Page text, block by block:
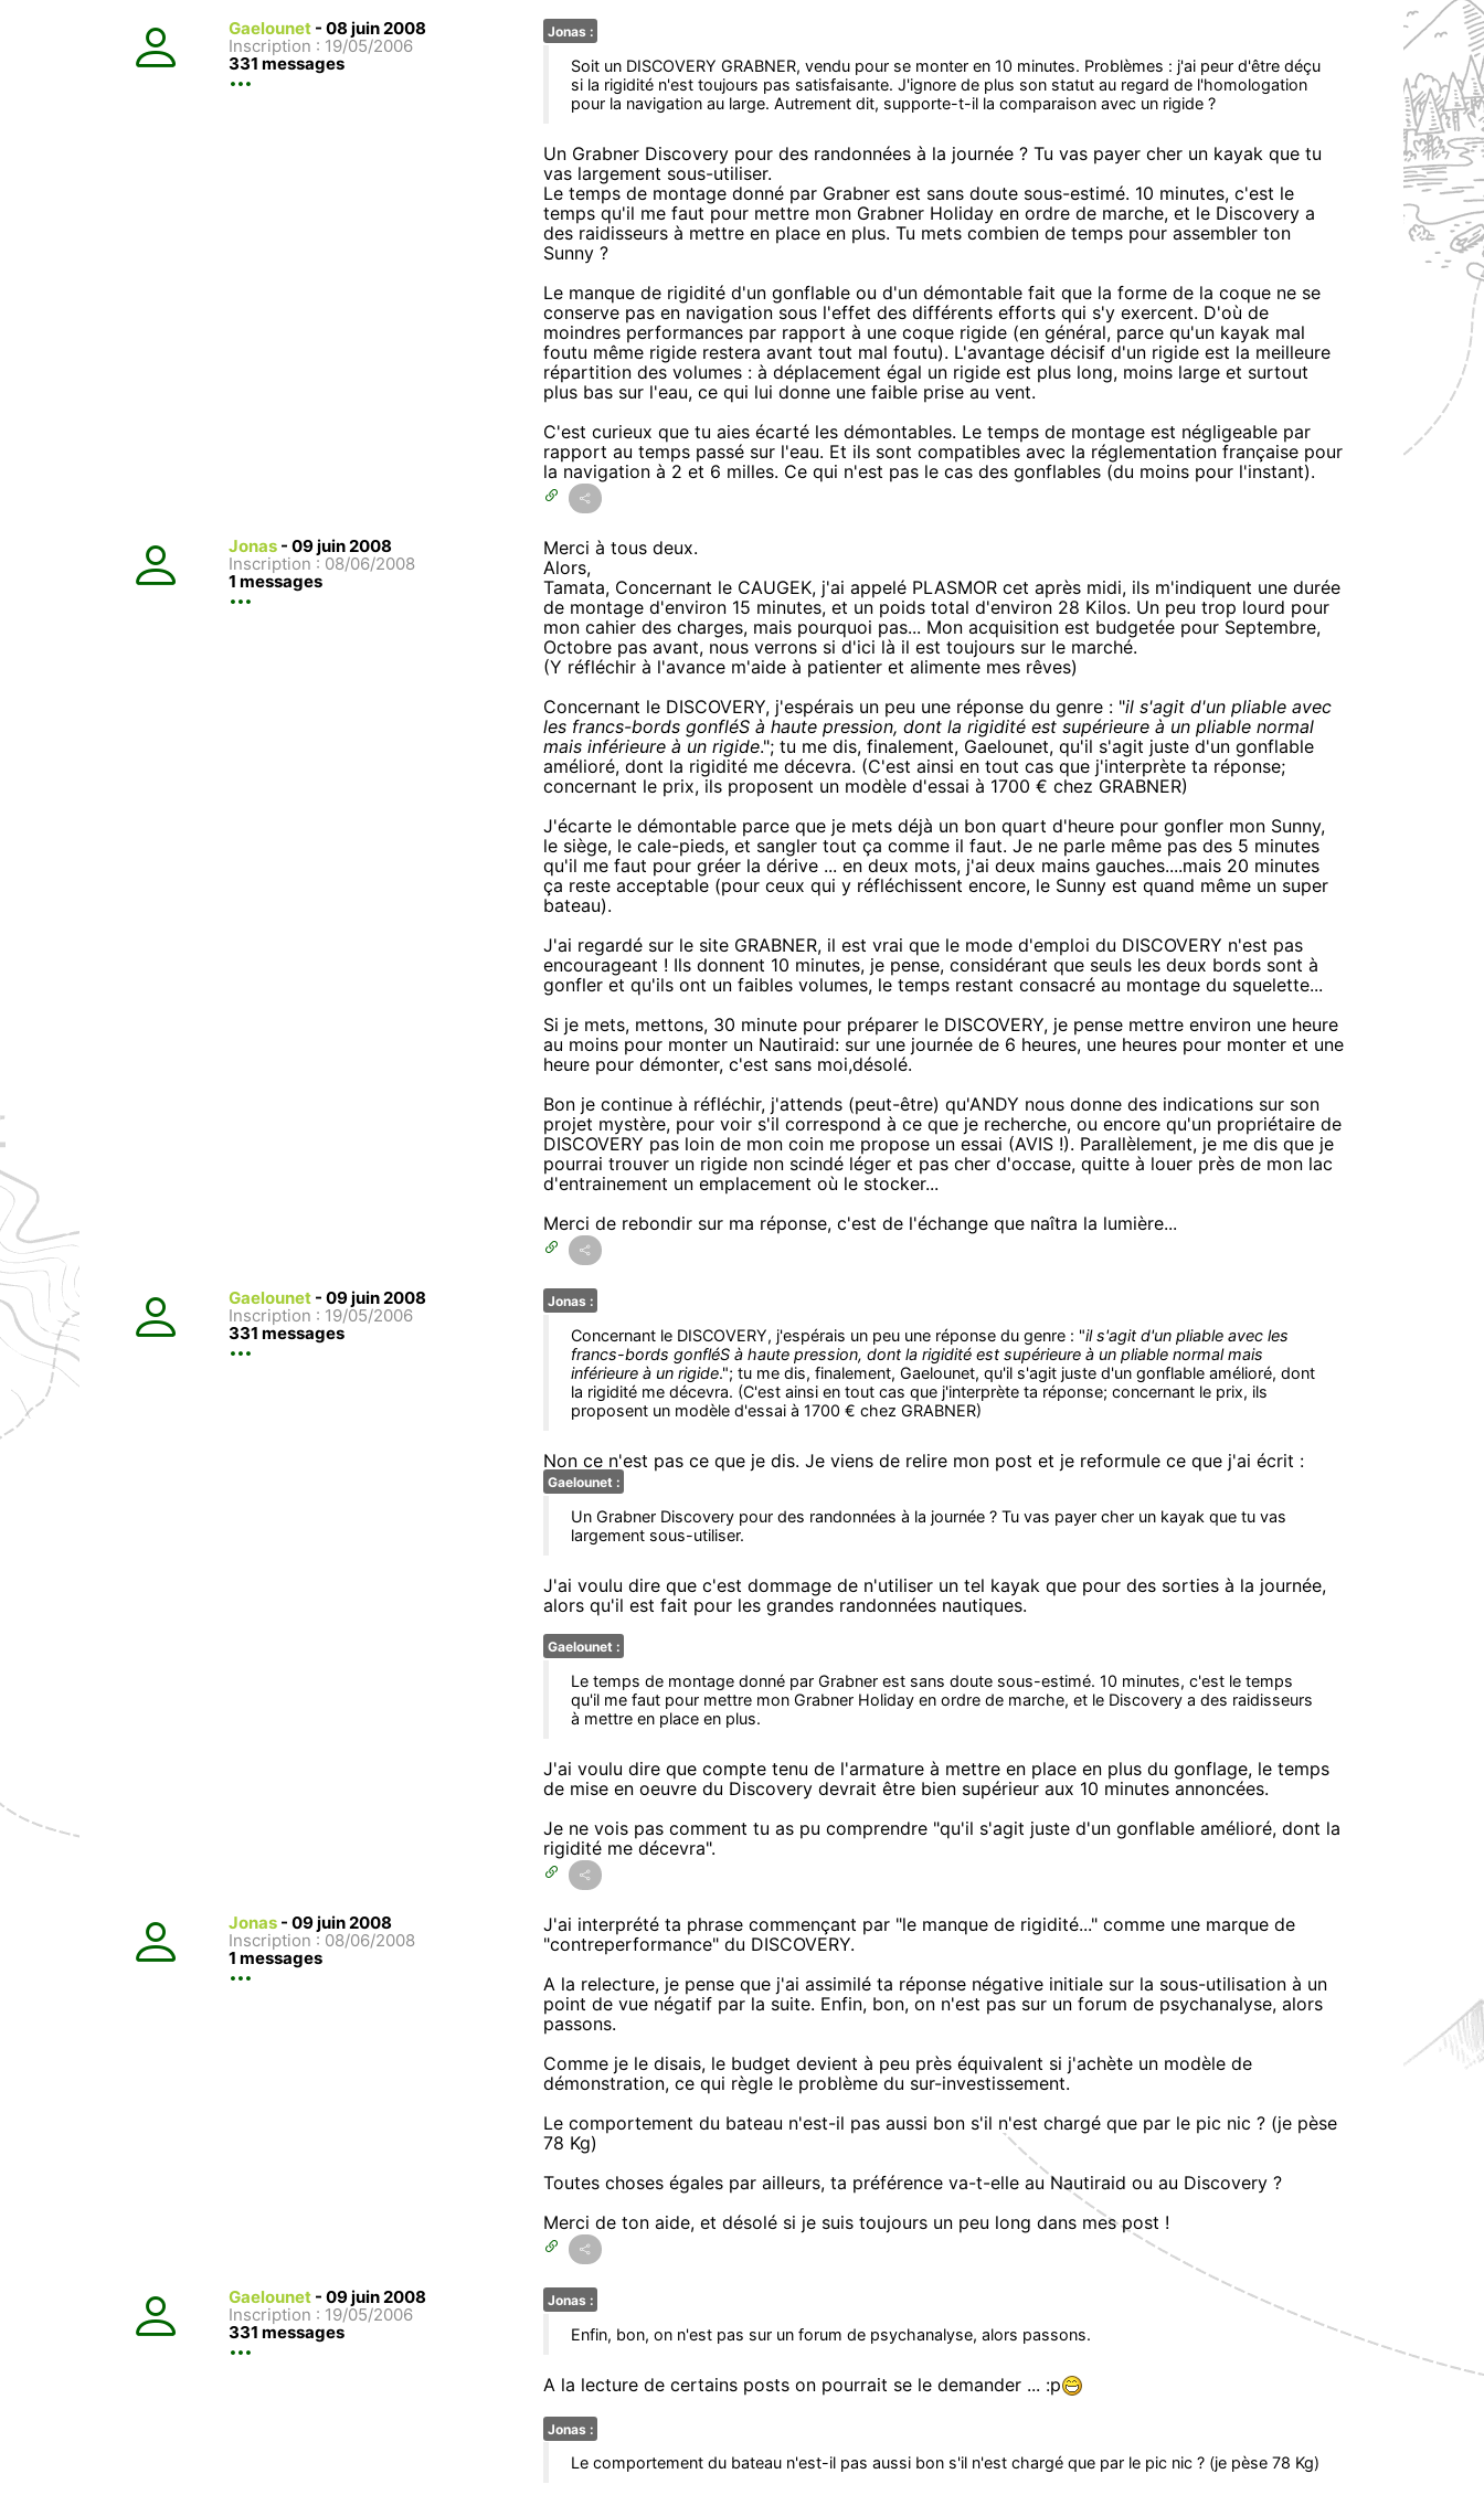
Gaelounet - 08 juin 2008
Inscription : 19/05/2006
331 messages
Jonas :
Soit un DISCOVERY GRABNER, vendu pour se monter en 10 minutes. Problèmes : j'ai peur d'être déçu
si la rigidité n'est toujours pas satisfaisante. J'ignore de plus son statut au regard de l'homologation
pour la navigation au large. Autrement dit, supporte-t-il la comparaison avec un rigide ?
Un Grabner Discovery pour des randonnées à la journée ? Tu vas payer cher un kayak que tu
vas largement sous-utiliser.
Le temps de montage donné par Grabner est sans doute sous-estimé. 10 minutes, c'est le
temps qu'il me faut pour mettre mon Grabner Holiday en ordre de marche, et le Discovery a
des raidisseurs à mettre en place en plus. Tu mets combien de temps pour assembler ton
Sunny ?
Le manque de rigidité d'un gonflable ou d'un démontable fait que la forme de la coque ne se
conserve pas en navigation sous l'effet des différents efforts qui s'y exercent. D'où de
moindres performances par rapport à une coque rigide (en général, parce qu'un kayak mal
foutu même rigide restera avant tout mal foutu). L'avantage décisif d'un rigide est la meilleure
répartition des volumes : à déplacement égal un rigide est plus long, moins large et surtout
plus bas sur l'eau, ce qui lui donne une faible prise au vent.
C'est curieux que tu aies écarté les démontables. Le temps de montage est négligeable par
rapport au temps passé sur l'eau. Et ils sont compatibles avec la réglementation française pour
la navigation à 2 et 6 milles. Ce qui n'est pas le cas des gonflables (du moins pour l'instant).
Jonas - 09 juin 2008
Inscription : 08/06/2008
1 messages
Merci à tous deux.
Alors,
Tamata, Concernant le CAUGEK, j'ai appelé PLASMOR cet après midi, ils m'indiquent une durée
de montage d'environ 15 minutes, et un poids total d'environ 28 Kilos. Un peu trop lourd pour
mon cahier des charges, mais pourquoi pas... Mon acquisition est budgetée pour Septembre,
Octobre pas avant, nous verrons si d'ici là il est toujours sur le marché.
(Y réfléchir à l'avance m'aide à patienter et alimente mes rêves)
Concernant le DISCOVERY, j'espérais un peu une réponse du genre : "il s'agit d'un pliable avec
les francs-bords gonfléS à haute pression, dont la rigidité est supérieure à un pliable normal
mais inférieure à un rigide."; tu me dis, finalement, Gaelounet, qu'il s'agit juste d'un gonflable
amélioré, dont la rigidité me décevra. (C'est ainsi en tout cas que j'interprète ta réponse;
concernant le prix, ils proposent un modèle d'essai à 1700 € chez GRABNER)
J'écarte le démontable parce que je mets déjà un bon quart d'heure pour gonfler mon Sunny,
le siège, le cale-pieds, et sangler tout ça comme il faut. Je ne parle même pas des 5 minutes
qu'il me faut pour gréer la dérive ... en deux mots, j'ai deux mains gauches....mais 20 minutes
ça reste acceptable (pour ceux qui y réfléchissent encore, le Sunny est quand même un super
bateau).
J'ai regardé sur le site GRABNER, il est vrai que le mode d'emploi du DISCOVERY n'est pas
encourageant ! Ils donnent 10 minutes, je pense, considérant que seuls les deux bords sont à
gonfler et qu'ils ont un faibles volumes, le temps restant consacré au montage du squelette...
Si je mets, mettons, 30 minute pour préparer le DISCOVERY, je pense mettre environ une heure
au moins pour monter un Nautiraid: sur une journée de 6 heures, une heures pour monter et une
heure pour démonter, c'est sans moi,désolé.
Bon je continue à réfléchir, j'attends (peut-être) qu'ANDY nous donne des indications sur son
projet mystère, pour voir s'il correspond à ce que je recherche, ou encore qu'un propriétaire de
DISCOVERY pas loin de mon coin me propose un essai (AVIS !). Parallèlement, je me dis que je
pourrai trouver un rigide non scindé léger et pas cher d'occase, quitte à louer près de mon lac
d'entrainement un emplacement où le stocker...
Merci de rebondir sur ma réponse, c'est de l'échange que naîtra la lumière...
Gaelounet - 09 juin 2008
Inscription : 19/05/2006
331 messages
Jonas :
Concernant le DISCOVERY, j'espérais un peu une réponse du genre : "il s'agit d'un pliable avec les
francs-bords gonfléS à haute pression, dont la rigidité est supérieure à un pliable normal mais
inférieure à un rigide."; tu me dis, finalement, Gaelounet, qu'il s'agit juste d'un gonflable amélioré, dont
la rigidité me décevra. (C'est ainsi en tout cas que j'interprète ta réponse; concernant le prix, ils
proposent un modèle d'essai à 1700 € chez GRABNER)
Non ce n'est pas ce que je dis. Je viens de relire mon post et je reformule ce que j'ai écrit :
Gaelounet :
Un Grabner Discovery pour des randonnées à la journée ? Tu vas payer cher un kayak que tu vas
largement sous-utiliser.
J'ai voulu dire que c'est dommage de n'utiliser un tel kayak que pour des sorties à la journée,
alors qu'il est fait pour les grandes randonnées nautiques.
Gaelounet :
Le temps de montage donné par Grabner est sans doute sous-estimé. 10 minutes, c'est le temps
qu'il me faut pour mettre mon Grabner Holiday en ordre de marche, et le Discovery a des raidisseurs
à mettre en place en plus.
J'ai voulu dire que compte tenu de l'armature à mettre en place en plus du gonflage, le temps
de mise en oeuvre du Discovery devrait être bien supérieur aux 10 minutes annoncées.
Je ne vois pas comment tu as pu comprendre "qu'il s'agit juste d'un gonflable amélioré, dont la
rigidité me décevra".
Jonas - 09 juin 2008
Inscription : 08/06/2008
1 messages
J'ai interprété ta phrase commençant par "le manque de rigidité..." comme une marque de
"contreperformance" du DISCOVERY.
A la relecture, je pense que j'ai assimilé ta réponse négative initiale sur la sous-utilisation à un
point de vue négatif par la suite. Enfin, bon, on n'est pas sur un forum de psychanalyse, alors
passons.
Comme je le disais, le budget devient à peu près équivalent si j'achète un modèle de
démonstration, ce qui règle le problème du sur-investissement.
Le comportement du bateau n'est-il pas aussi bon s'il n'est chargé que par le pic nic ? (je pèse
78 Kg)
Toutes choses égales par ailleurs, ta préférence va-t-elle au Nautiraid ou au Discovery ?
Merci de ton aide, et désolé si je suis toujours un peu long dans mes post !
Gaelounet - 09 juin 2008
Inscription : 19/05/2006
331 messages
Jonas :
Enfin, bon, on n'est pas sur un forum de psychanalyse, alors passons.
A la lecture de certains posts on pourrait se le demander ... :p
Jonas :
Le comportement du bateau n'est-il pas aussi bon s'il n'est chargé que par le pic nic ? (je pèse 78 Kg)